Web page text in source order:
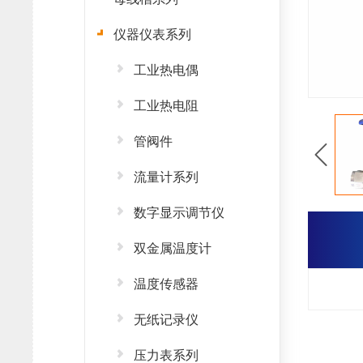
仪器仪表系列
工业热电偶
工业热电阻
管阀件
流量计系列
数字显示调节仪
双金属温度计
温度传感器
无纸记录仪
压力表系列